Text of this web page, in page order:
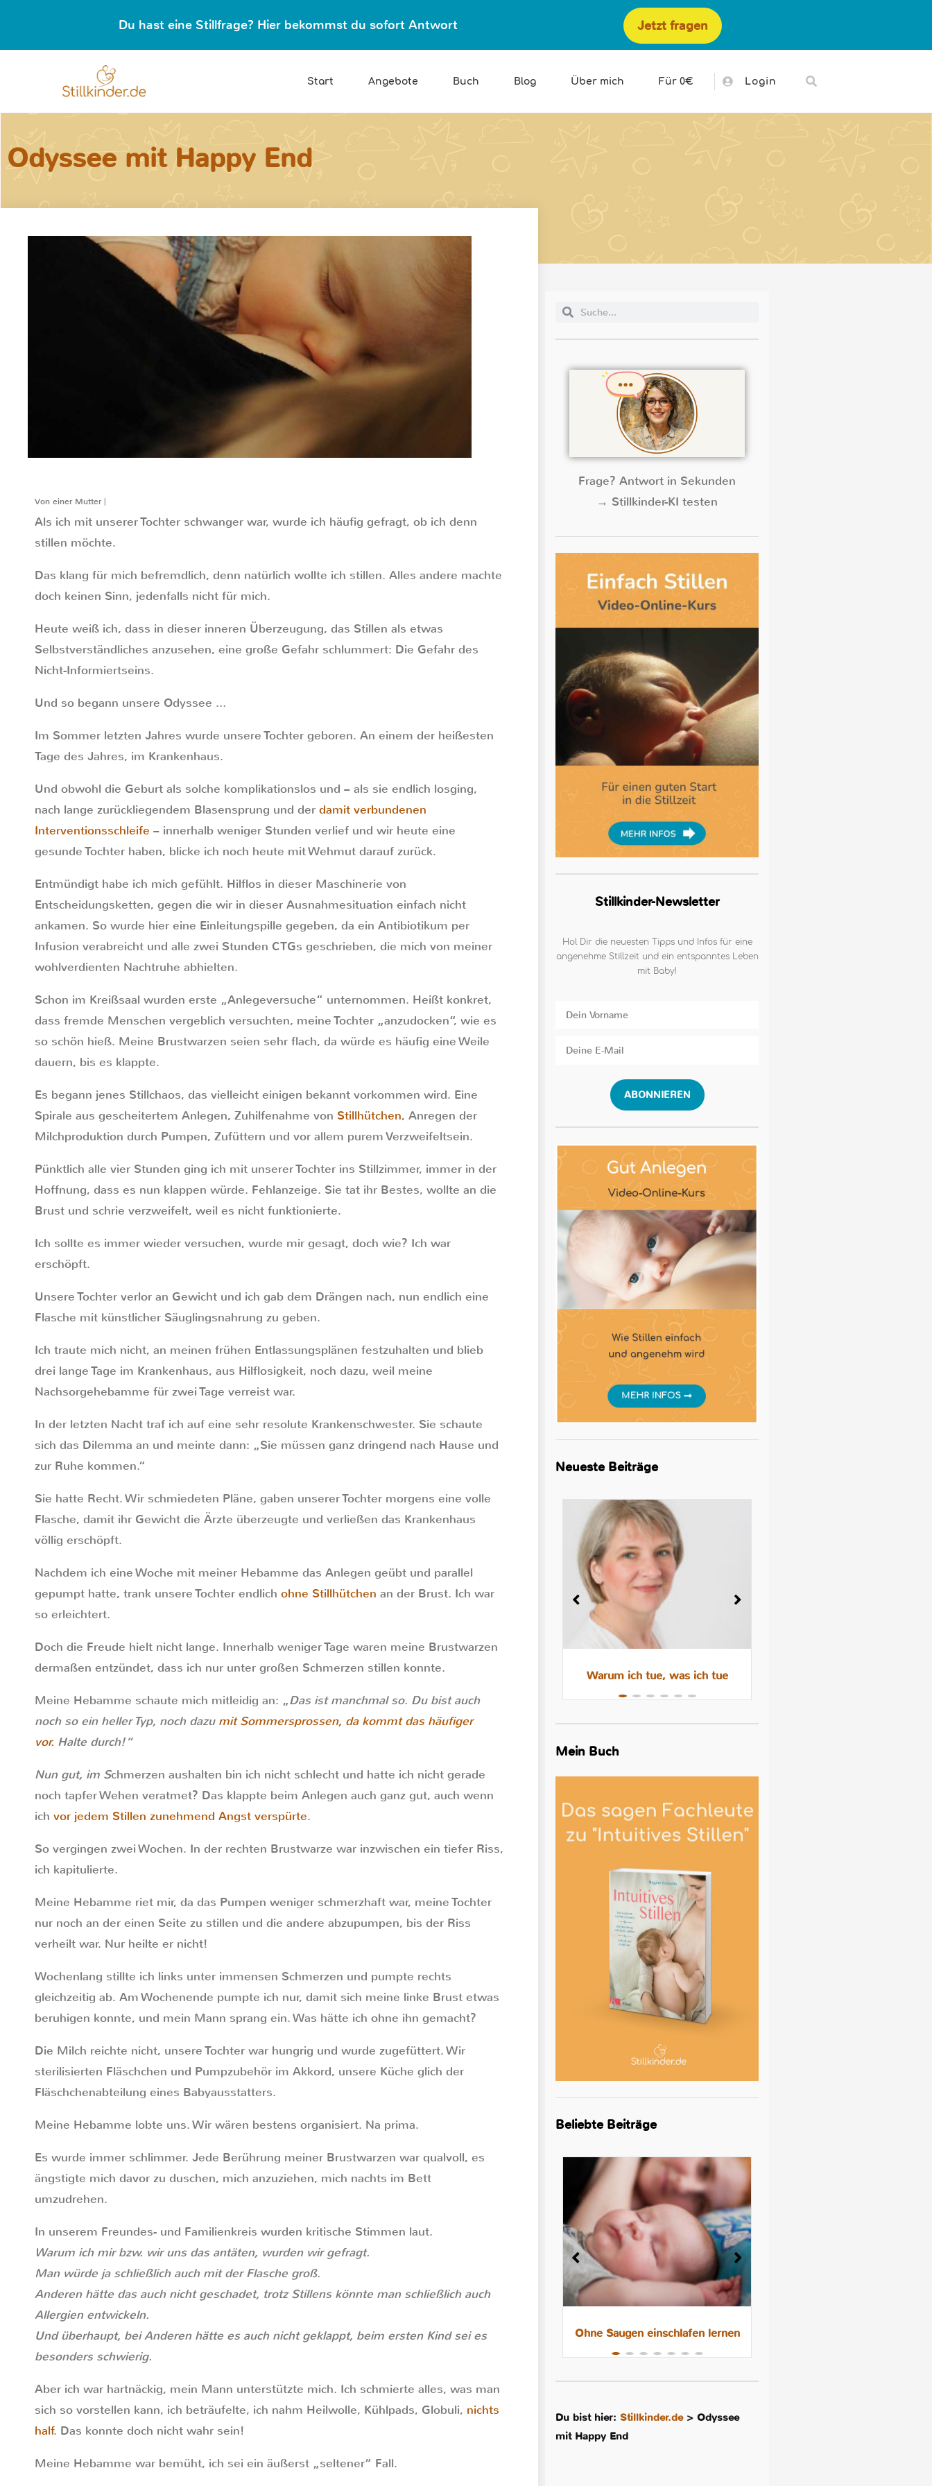
Du hast eine Stillfrage? Hier bekommst du sofort Antwort Jetzt fragen
Start Angebote Buch Blog Über mich Für 0€ Login
Odyssee mit Happy End
Von einer Mutter |
Als ich mit unserer Tochter schwanger war, wurde ich häufig gefragt, ob ich denn
stillen möchte.
Das klang für mich befremdlich, denn natürlich wollte ich stillen. Alles andere machte
doch keinen Sinn, jedenfalls nicht für mich.
Heute weiß ich, dass in dieser inneren Überzeugung, das Stillen als etwas
Selbstverständliches anzusehen, eine große Gefahr schlummert: Die Gefahr des
Nicht-Informiertseins.
Und so begann unsere Odyssee …
Im Sommer letzten Jahres wurde unsere Tochter geboren. An einem der heißesten
Tage des Jahres, im Krankenhaus.
Und obwohl die Geburt als solche komplikationslos und – als sie endlich losging,
nach lange zurückliegendem Blasensprung und der damit verbundenen
Interventionsschleife – innerhalb weniger Stunden verlief und wir heute eine
gesunde Tochter haben, blicke ich noch heute mit Wehmut darauf zurück.
Entmündigt habe ich mich gefühlt. Hilflos in dieser Maschinerie von
Entscheidungsketten, gegen die wir in dieser Ausnahmesituation einfach nicht
ankamen. So wurde hier eine Einleitungspille gegeben, da ein Antibiotikum per
Infusion verabreicht und alle zwei Stunden CTGs geschrieben, die mich von meiner
wohlverdienten Nachtruhe abhielten.
Schon im Kreißsaal wurden erste „Anlegeversuche“ unternommen. Heißt konkret,
dass fremde Menschen vergeblich versuchten, meine Tochter „anzudocken“, wie es
so schön hieß. Meine Brustwarzen seien sehr flach, da würde es häufig eine Weile
dauern, bis es klappte.
Es begann jenes Stillchaos, das vielleicht einigen bekannt vorkommen wird. Eine
Spirale aus gescheitertem Anlegen, Zuhilfenahme von Stillhütchen, Anregen der
Milchproduktion durch Pumpen, Zufüttern und vor allem purem Verzweifeltsein.
Pünktlich alle vier Stunden ging ich mit unserer Tochter ins Stillzimmer, immer in der
Hoffnung, dass es nun klappen würde. Fehlanzeige. Sie tat ihr Bestes, wollte an die
Brust und schrie verzweifelt, weil es nicht funktionierte.
Ich sollte es immer wieder versuchen, wurde mir gesagt, doch wie? Ich war
erschöpft.
Unsere Tochter verlor an Gewicht und ich gab dem Drängen nach, nun endlich eine
Flasche mit künstlicher Säuglingsnahrung zu geben.
Ich traute mich nicht, an meinen frühen Entlassungsplänen festzuhalten und blieb
drei lange Tage im Krankenhaus, aus Hilflosigkeit, noch dazu, weil meine
Nachsorgehebamme für zwei Tage verreist war.
In der letzten Nacht traf ich auf eine sehr resolute Krankenschwester. Sie schaute
sich das Dilemma an und meinte dann: „Sie müssen ganz dringend nach Hause und
zur Ruhe kommen.“
Sie hatte Recht. Wir schmiedeten Pläne, gaben unserer Tochter morgens eine volle
Flasche, damit ihr Gewicht die Ärzte überzeugte und verließen das Krankenhaus
völlig erschöpft.
Nachdem ich eine Woche mit meiner Hebamme das Anlegen geübt und parallel
gepumpt hatte, trank unsere Tochter endlich ohne Stillhütchen an der Brust. Ich war
so erleichtert.
Doch die Freude hielt nicht lange. Innerhalb weniger Tage waren meine Brustwarzen
dermaßen entzündet, dass ich nur unter großen Schmerzen stillen konnte.
Meine Hebamme schaute mich mitleidig an: „Das ist manchmal so. Du bist auch
noch so ein heller Typ, noch dazu mit Sommersprossen, da kommt das häufiger
vor. Halte durch!“
Nun gut, im Schmerzen aushalten bin ich nicht schlecht und hatte ich nicht gerade
noch tapfer Wehen veratmet? Das klappte beim Anlegen auch ganz gut, auch wenn
ich vor jedem Stillen zunehmend Angst verspürte.
So vergingen zwei Wochen. In der rechten Brustwarze war inzwischen ein tiefer Riss,
ich kapitulierte.
Meine Hebamme riet mir, da das Pumpen weniger schmerzhaft war, meine Tochter
nur noch an der einen Seite zu stillen und die andere abzupumpen, bis der Riss
verheilt war. Nur heilte er nicht!
Wochenlang stillte ich links unter immensen Schmerzen und pumpte rechts
gleichzeitig ab. Am Wochenende pumpte ich nur, damit sich meine linke Brust etwas
beruhigen konnte, und mein Mann sprang ein. Was hätte ich ohne ihn gemacht?
Die Milch reichte nicht, unsere Tochter war hungrig und wurde zugefüttert. Wir
sterilisierten Fläschchen und Pumpzubehör im Akkord, unsere Küche glich der
Fläschchenabteilung eines Babyausstatters.
Meine Hebamme lobte uns. Wir wären bestens organisiert. Na prima.
Es wurde immer schlimmer. Jede Berührung meiner Brustwarzen war qualvoll, es
ängstigte mich davor zu duschen, mich anzuziehen, mich nachts im Bett
umzudrehen.
In unserem Freundes- und Familienkreis wurden kritische Stimmen laut.
Warum ich mir bzw. wir uns das antäten, wurden wir gefragt.
Man würde ja schließlich auch mit der Flasche groß.
Anderen hätte das auch nicht geschadet, trotz Stillens könnte man schließlich auch
Allergien entwickeln.
Und überhaupt, bei Anderen hätte es auch nicht geklappt, beim ersten Kind sei es
besonders schwierig.
Aber ich war hartnäckig, mein Mann unterstützte mich. Ich schmierte alles, was man
sich so vorstellen kann, ich beträufelte, ich nahm Heilwolle, Kühlpads, Globuli, nichts
half. Das konnte doch nicht wahr sein!
Meine Hebamme war bemüht, ich sei ein äußerst „seltener“ Fall.
Frage? Antwort in Sekunden
→ Stillkinder-KI testen
Stillkinder-Newsletter
Hol Dir die neuesten Tipps und Infos für eine
angenehme Stillzeit und ein entspanntes Leben
mit Baby!
ABONNIEREN
Neueste Beiträge
Milchstau und Milchbläschen:
Was steckt dahinter, was hilft
Warum ich tue, was ich tue
Mein Buch
Beliebte Beiträge
8 Tipps für leichtere Nächte mit
Ohne Saugen einschlafen lernen
Du bist hier:Stillkinder.de>Odyssee
mit Happy End